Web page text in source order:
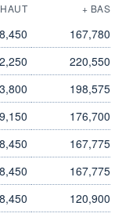
+ BAS
167,780
220,550
198,575
176,700
167,775
167,775
120,900